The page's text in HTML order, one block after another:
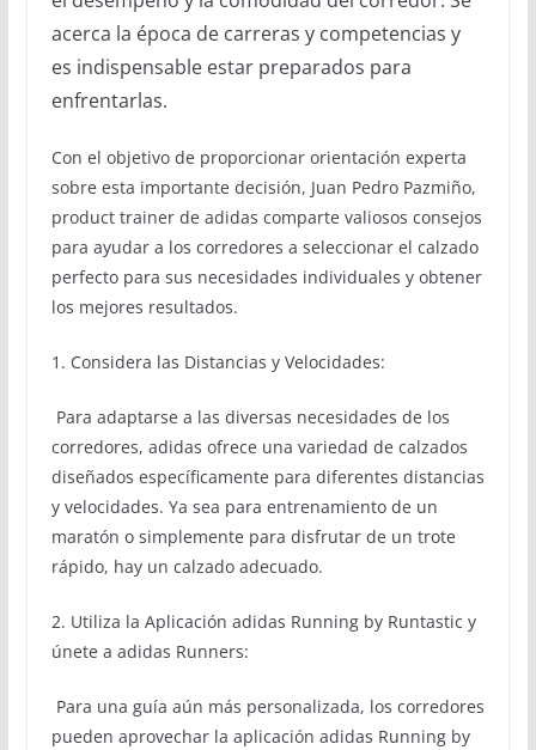
acerca la época de carreras y competencias y
es indispensable estar preparados para
enfrentarlas.
Con el objetivo de proporcionar orientación experta
sobre esta importante decisión, Juan Pedro Pazmiño,
product trainer de adidas comparte valiosos consejos
para ayudar a los corredores a seleccionar el calzado
perfecto para sus necesidades individuales y obtener
los mejores resultados.
1. Considera las Distancias y Velocidades:
Para adaptarse a las diversas necesidades de los
corredores, adidas ofrece una variedad de calzados
diseñados específicamente para diferentes distancias
y velocidades. Ya sea para entrenamiento de un
maratón o simplemente para disfrutar de un trote
rápido, hay un calzado adecuado.
2. Utiliza la Aplicación adidas Running by Runtastic y
únete a adidas Runners:
Para una guía aún más personalizada, los corredores
pueden aprovechar la aplicación adidas Running by